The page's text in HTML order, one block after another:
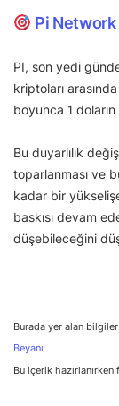
Pi Network
PI, son yedi
kriptoları
boyunca 1
Bu duyarlılık
toparlanması ve
kadar bir
baskısı devam
düşebileceğini
Burada yer alan
Beyanı
Bu içerik